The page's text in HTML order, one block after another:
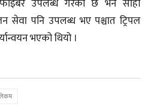
उपलब्ध गरेको छ भने सोही
सेवा पनि उपलब्ध भए पश्चात ट्रिपल
भएको थियो ।